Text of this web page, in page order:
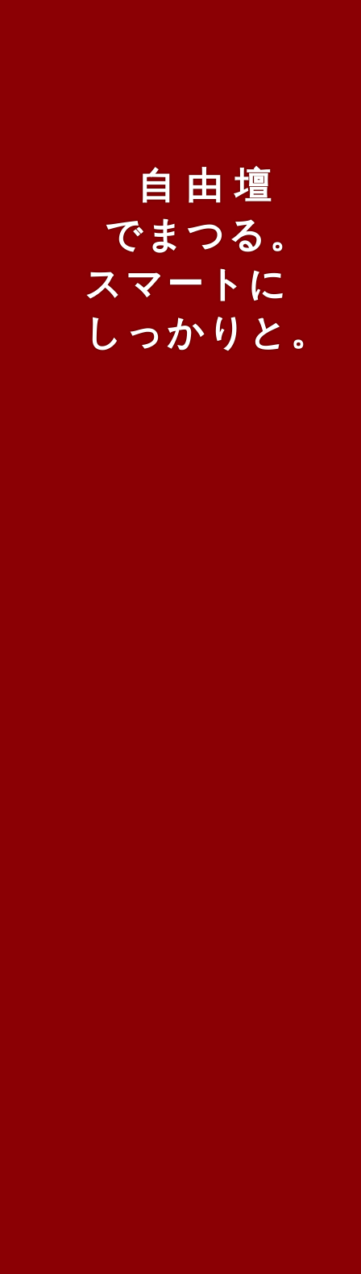
自由壇
でまつる。
スマートに
しっかりと。